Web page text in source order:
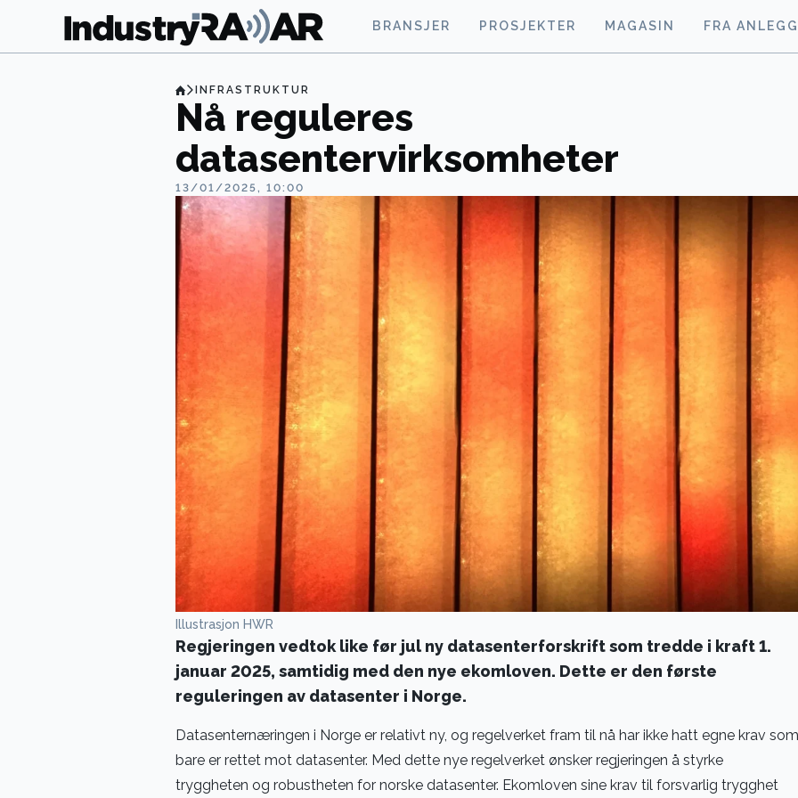
BRANSJER PROSJEKTER MAGASIN FRA
INFRASTRUKTUR
Nå reguleres
datasentervirksomheter
13/01/2025, 10:00
Illustrasjon HWR
Regjeringen vedtok like før jul ny datasenterforskrift som tredde i kraft 1.
januar 2025, samtidig med den nye ekomloven. Dette er den første
reguleringen av datasenter i Norge.
Datasenternæringen i Norge er relativt ny, og regelverket fram til nå har ikke hatt egne krav som
bare er rettet mot datasenter. Med dette nye regelverket ønsker regjeringen å styrke
tryggheten og robustheten for norske datasenter. Ekomloven sine krav til forsvarlig trygghet